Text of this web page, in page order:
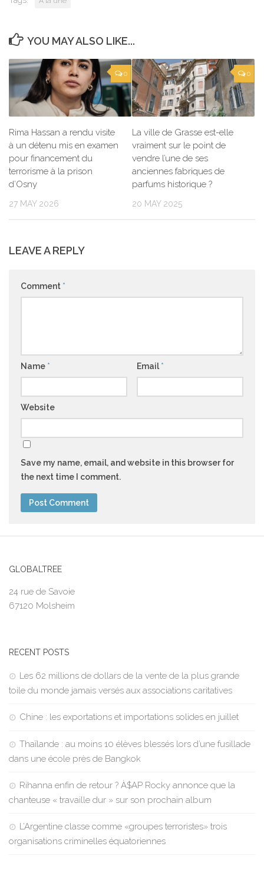
YOU MAY ALSO LIKE...
0
Rima Hassan a rendu visite
à un détenu mis en examen
pour financement du
terrorisme à la prison
d’Osny
27 MAY 2026
0
La ville de Grasse est-elle
vraiment sur le point de
vendre l’une de ses
anciennes fabriques de
parfums historique ?
20 MAY 2025
LEAVE A REPLY
Comment *
Name * Email *
Website
Save my name, email, and website in this browser for
the next time I comment.
GLOBALTREE
24 rue de Savoie
67120 Molsheim
RECENT POSTS
Les 62 millions de dollars de la vente de la plus grande
toile du monde jamais versés aux associations caritatives
Chine : les exportations et importations solides en juillet
Thaïlande : au moins 10 élèves blessés lors d’une fusillade
dans une école près de Bangkok
Rihanna enfin de retour ? À$AP Rocky annonce que la
chanteuse « travaille dur » sur son prochain album
L’Argentine classe comme «groupes terroristes» trois
organisations criminelles équatoriennes